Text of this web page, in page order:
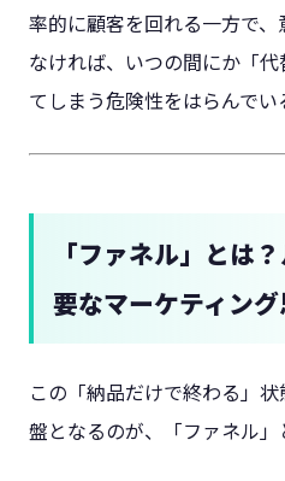
率的に顧客を回れる一方で
なければ、いつの間にか「
てしまう危険性をはらんでい
「ファネル」とは
要なマーケティン
この「納品だけで終わる」
盤となるのが、「ファネル」